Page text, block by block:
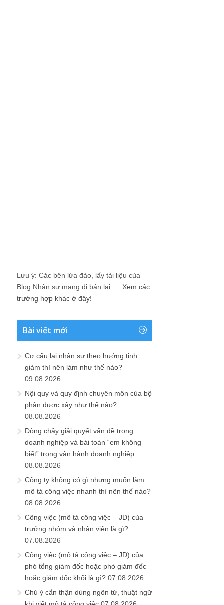
Lưu ý: Các bên lừa đảo, lấy tài liệu của
Blog Nhân sự mang đi bán lại .... Xem các
trường hợp khác ở đây!
Bài viết mới
Cơ cấu lại nhân sự theo hướng tinh
giảm thì nên làm như thế nào?
09.08.2026
Nội quy và quy định chuyên môn của bộ
phận được xây như thế nào?
08.08.2026
Dòng chảy giải quyết vấn đề trong
doanh nghiệp và bài toán “em không
biết” trong vận hành doanh nghiệp
08.08.2026
Công ty không có gì nhưng muốn làm
mô tả công việc nhanh thì nên thế nào?
08.08.2026
Công việc (mô tả công việc – JD) của
trưởng nhóm và nhân viên là gì?
07.08.2026
Công việc (mô tả công việc – JD) của
phó tổng giám đốc hoặc phó giám đốc
hoặc giám đốc khối là gì? 07.08.2026
Chú ý cẩn thận dùng ngôn từ, thuật ngữ